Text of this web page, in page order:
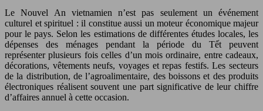
Le Nouvel An vietnamien n’est pas seulement un événement
culturel et spirituel : il constitue aussi un moteur économique majeur
pour le pays. Selon les estimations de différentes études locales, les
dépenses des ménages pendant la période du Tết peuvent
représenter plusieurs fois celles d’un mois ordinaire, entre cadeaux,
décorations, vêtements neufs, voyages et repas festifs. Les secteurs
de la distribution, de l’agroalimentaire, des boissons et des produits
électroniques réalisent souvent une part significative de leur chiffre
d’affaires annuel à cette occasion.